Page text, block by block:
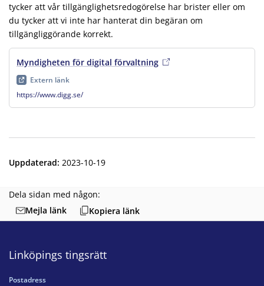
tycker att vår tillgänglighetsredogörelse har brister eller om
du tycker att vi inte har hanterat din begäran om
tillgängliggörande korrekt.
Myndigheten för digital förvaltning , extern länk
Extern länk
https://www.digg.se/
Uppdaterad: 2023-10-19
Dela sidan med någon:
Mejla länk
Kopiera länk
Linköpings tingsrätt
Postadress